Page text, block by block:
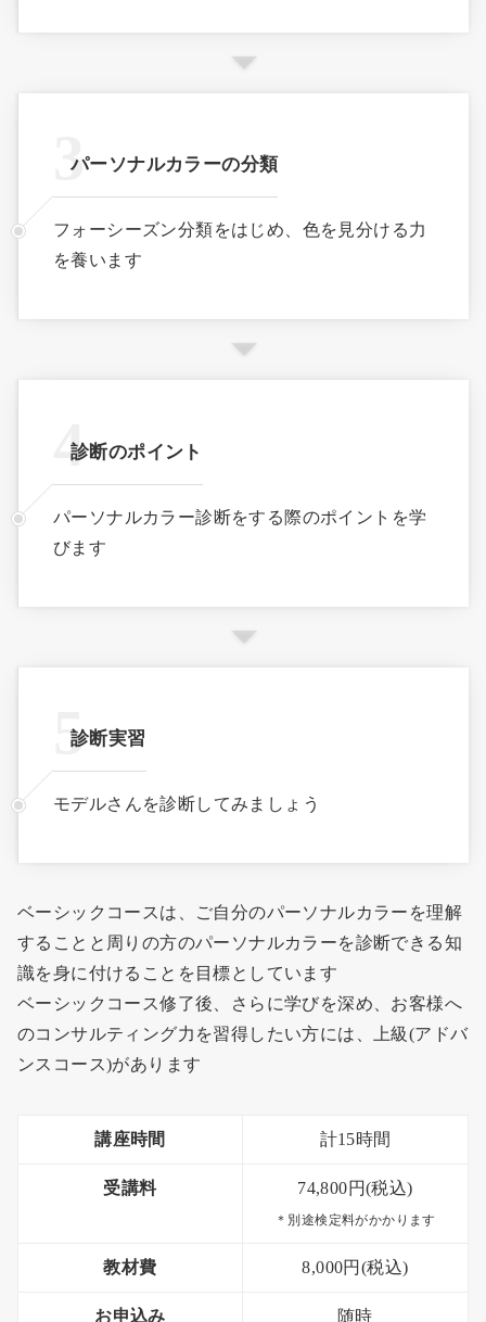
パーソナルカラーの分類
フォーシーズン分類をはじめ、色を見分ける力
を養います
診断のポイント
パーソナルカラー診断をする際のポイントを学
びます
診断実習
モデルさんを診断してみましょう
ベーシックコースは、ご自分のパーソナルカラーを理解
することと周りの方のパーソナルカラーを診断できる知
識を身に付けることを目標としています
ベーシックコース修了後、さらに学びを深め、お客様へ
のコンサルティング力を習得したい方には、上級(アドバ
ンスコース)があります
講座時間 計15時間
受講料 74,800円(税込)
＊別途検定料がかかります
教材費 8,000円(税込)
お申込み 随時